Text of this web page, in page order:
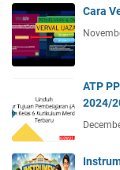
Cara
ATP
2024/